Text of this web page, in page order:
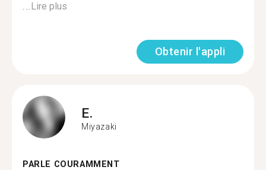
...Lire plus
Obtenir l'appli
E.
Miyazaki
PARLE COURAMMENT